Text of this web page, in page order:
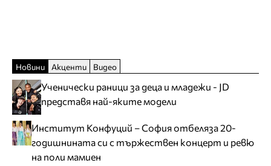
Новини Акценти Видео
Ученически раници за деца и младежи - JD
представя най-яките модели
Институт Конфуций – София отбеляза 20-
годишнината си с тържествен концерт и ревю
на поли мамиен